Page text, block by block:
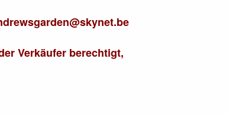
Verkäufer berechtigt,